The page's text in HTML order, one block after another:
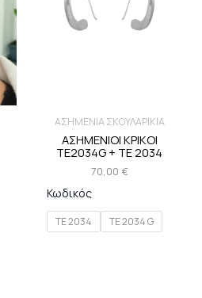
ΑΣΗΜΕΝΙΑ ΣΚΟΥΛΑΡΙΚΙΑ
ΑΣΗΜΕΝΙΟΙ ΚΡΙΚΟΙ
TE2034G + TE 2034
70,00 €
Κωδικός
TE 2034 TE 2034 G